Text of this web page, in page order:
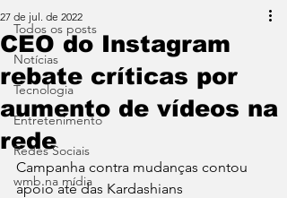
Todos os posts
Notícias
Tecnologia
Entretenimento
Redes Sociais
wmb na mídia
CEO do Instagram
rebate críticas por
aumento de vídeos na
rede
27 de jul. de 2022
Campanha contra mudanças contou
apoio até das Kardashians